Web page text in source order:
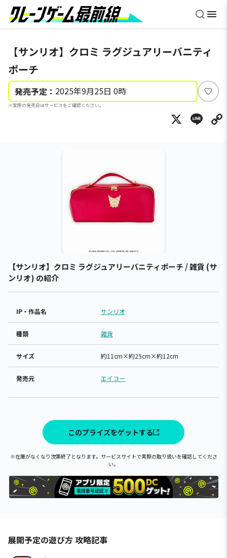
【サンリオ】クロミ ラグジュアリーバニティ
ポーチ
発売予定： 2025年9月25日 0時
※実際の発売日はサービスをご確認ください。
い
ね
X
【サンリオ】クロミ ラグジュアリーバニティポーチ / 雑貨 (サ
ンリオ) の紹介
IP・作品名 サンリオ
種類 雑貨
サイズ 約11cm×約25cm×約12cm
発売元 エイコー
このプライズをゲットする
※在庫がなくなり次第終了となります。サービスサイトで実際の取り扱いを確認してくださ
い。
展開予定の遊び方 攻略記事